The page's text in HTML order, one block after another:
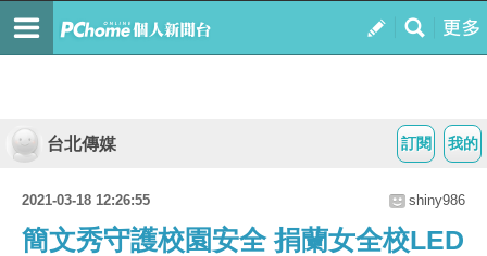
我的
訂閱
台北傳媒
2021-03-18 12:26:55 shiny986
簡文秀守護校園安全 捐蘭女全校LED